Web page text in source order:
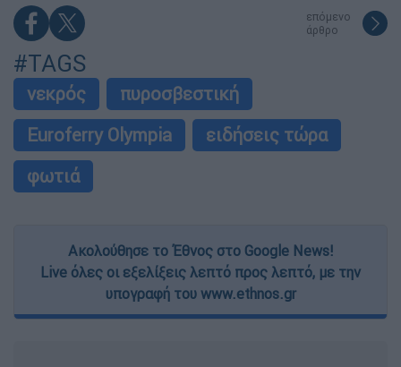
επόμενο
άρθρο
#TAGS
νεκρός
πυροσβεστική
Euroferry Olympia
ειδήσεις τώρα
φωτιά
Ακολούθησε το Έθνος στο Google News!
Live όλες οι εξελίξεις λεπτό προς λεπτό, με την
υπογραφή του www.ethnos.gr